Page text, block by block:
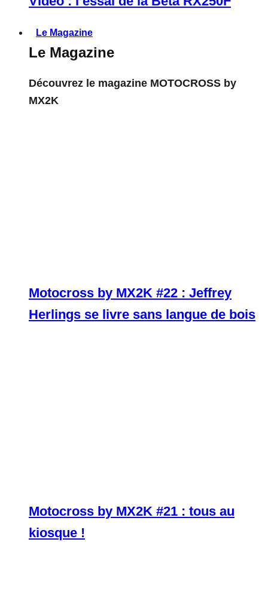
Le Magazine
Le Magazine
Découvrez le magazine MOTOCROSS by
MX2K
Motocross by MX2K #22 : Jeffrey
Herlings se livre sans langue de bois
Motocross by MX2K #21 : tous au
kiosque !